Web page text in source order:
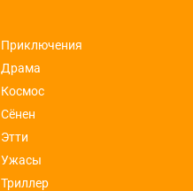
Приключения
Драма
Космос
Сёнен
Этти
Ужасы
Триллер